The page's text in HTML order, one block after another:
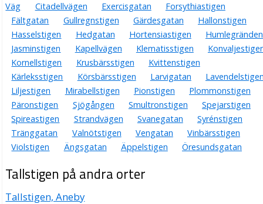
Väg
Citadellvägen Exercisgatan
Forsythiastigen
Fältgatan
Gullregnstigen Gärdesgatan
Hallonstigen
Hasselstigen
Hedgatan Hortensiastigen
Humlegränden
Jasminstigen
Kapellvägen Klematisstigen
Kornellstigen
Krusbärsstigen
Kvittenstigen
Kärleksstigen
Körsbärsstigen Larvigatan
Liljestigen
Mirabellstigen Pionstigen
Plommonstigen
Päronstigen
Sjögången Smultronstigen
Spejarstigen
Spireastigen
Strandvägen Svanegatan
Syrénstigen
Tränggatan
Valnötstigen Vengatan
Vinbärsstigen
Violstigen
Ängsgatan Äppelstigen Öresundsgatan
Tallstigen på andra orter
Tallstigen, Aneby